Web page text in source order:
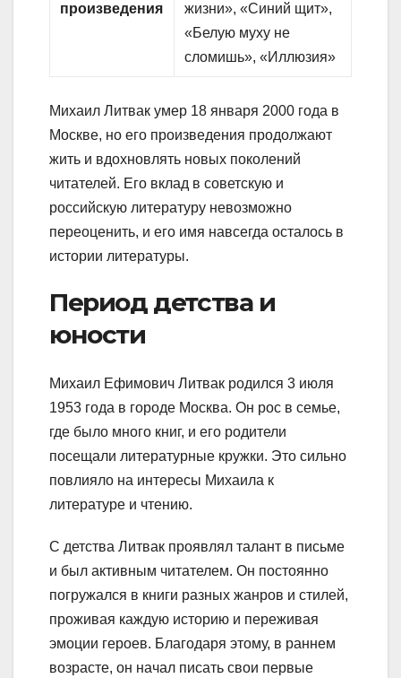
произведения
жизни», «Синий щит»,
«Белую муху не
сломишь», «Иллюзия»
Михаил Литвак умер 18 января 2000 года в
Москве, но его произведения продолжают
жить и вдохновлять новых поколений
читателей. Его вклад в советскую и
российскую литературу невозможно
переоценить, и его имя навсегда осталось в
истории литературы.
Период детства и
юности
Михаил Ефимович Литвак родился 3 июля
1953 года в городе Москва. Он рос в семье,
где было много книг, и его родители
посещали литературные кружки. Это сильно
повлияло на интересы Михаила к
литературе и чтению.
С детства Литвак проявлял талант в письме
и был активным читателем. Он постоянно
погружался в книги разных жанров и стилей,
проживая каждую историю и переживая
эмоции героев. Благодаря этому, в раннем
возрасте, он начал писать свои первые